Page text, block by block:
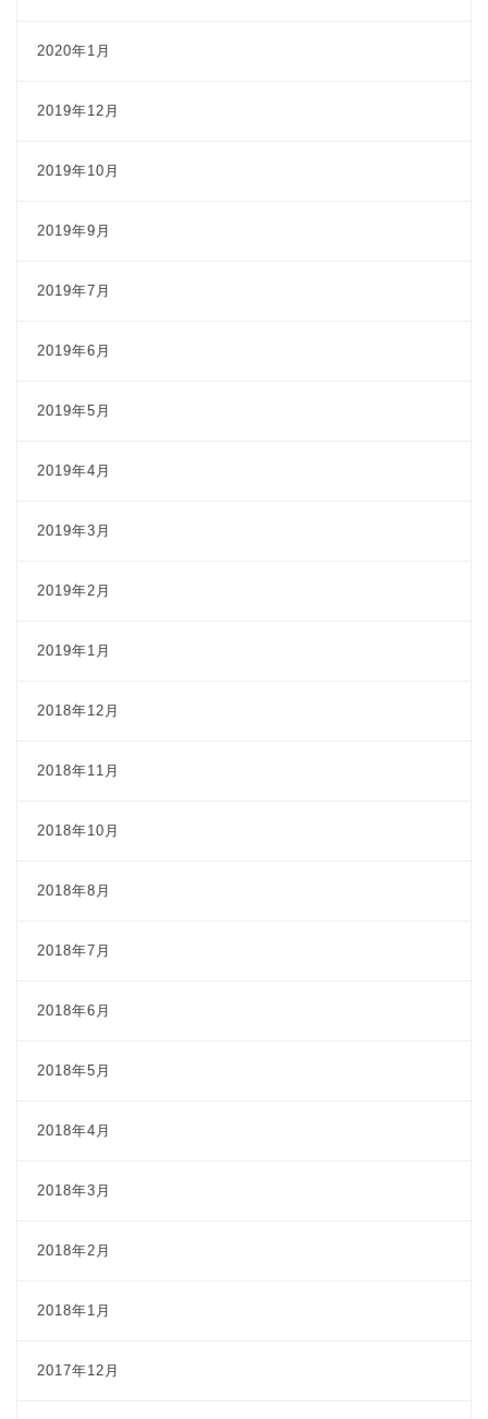
2020年1月
2019年12月
2019年10月
2019年9月
2019年7月
2019年6月
2019年5月
2019年4月
2019年3月
2019年2月
2019年1月
2018年12月
2018年11月
2018年10月
2018年8月
2018年7月
2018年6月
2018年5月
2018年4月
2018年3月
2018年2月
2018年1月
2017年12月